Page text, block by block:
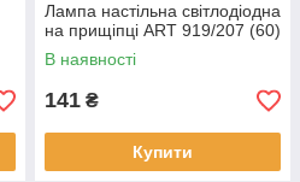
Лампа настільна світлодіодна
на прищіпці ART 919/207 (60)
В наявності
141 ₴
Купити